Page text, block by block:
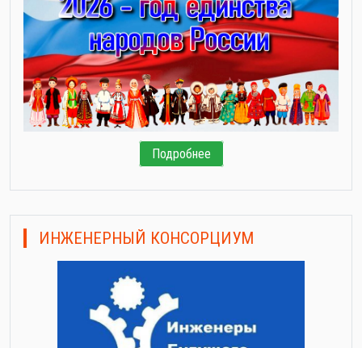
Подробнее
ИНЖЕНЕРНЫЙ КОНСОРЦИУМ